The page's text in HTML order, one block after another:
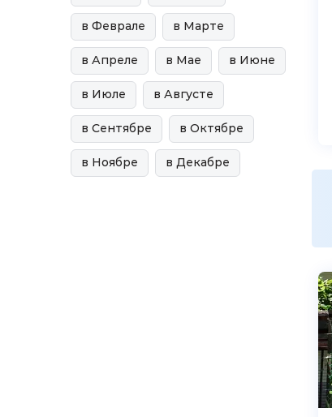
в Феврале в Марте
в Апреле в Мае в Июне
в Июле в Августе
в Сентябре в Октябре
в Ноябре в Декабре